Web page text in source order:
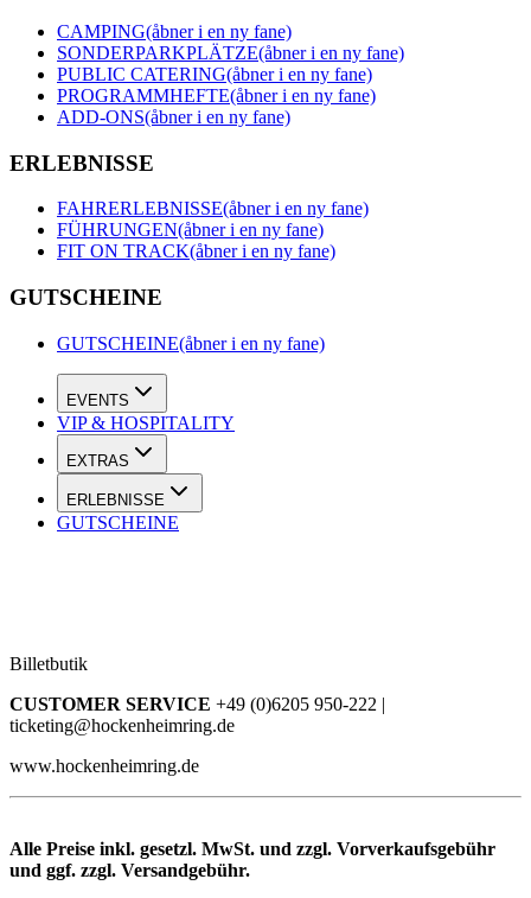
CAMPING(åbner i en ny fane)
SONDERPARKPLÄTZE(åbner i en ny fane)
PUBLIC CATERING(åbner i en ny fane)
PROGRAMMHEFTE(åbner i en ny fane)
ADD-ONS(åbner i en ny fane)
ERLEBNISSE
FAHRERLEBNISSE(åbner i en ny fane)
FÜHRUNGEN(åbner i en ny fane)
FIT ON TRACK(åbner i en ny fane)
GUTSCHEINE
GUTSCHEINE(åbner i en ny fane)
EVENTS
VIP & HOSPITALITY
EXTRAS
ERLEBNISSE
GUTSCHEINE
Billetbutik
CUSTOMER SERVICE +49 (0)6205 950-222 |
ticketing@hockenheimring.de
www.hockenheimring.de
Alle Preise inkl. gesetzl. MwSt. und zzgl. Vorverkaufsgebühr
und ggf. zzgl. Versandgebühr.